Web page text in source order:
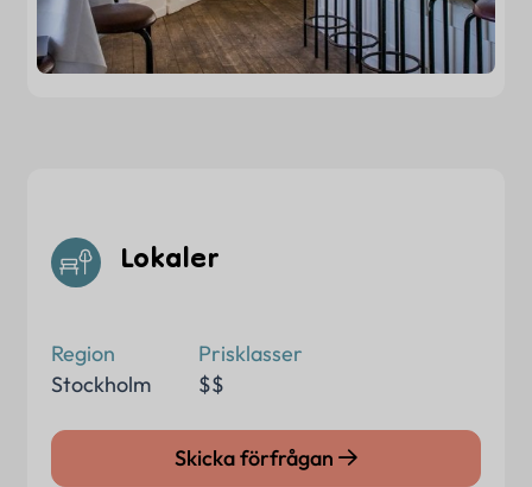
Lokaler
Skicka förfrågan
Region
Stockholm
Prisklasser
$$